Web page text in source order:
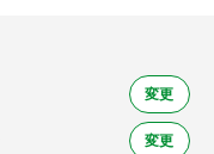
変更
変更